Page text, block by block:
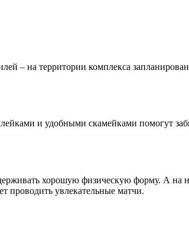
– на территории комплекса
и удобными скамейками помогут
хорошую физическую форму. А на
проводить увлекательные матчи.